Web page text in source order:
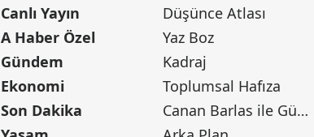
Canlı Yayın
A Haber Özel
Gündem
Ekonomi
Son Dakika
Düşünce Atlası
Yaz Boz
Kadraj
Toplumsal Hafıza
Canan Barlas ile Gündem